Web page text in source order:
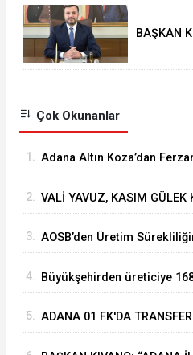
BAŞKAN
Çok Okunanlar
1. Adana Altın Koza’dan
2. VALİ YAVUZ, KASIM GÜLEK
3. ⁠AOSB’den Üretim
4. Büyükşehirden üreticiye
5. ADANA 01 FK'DA